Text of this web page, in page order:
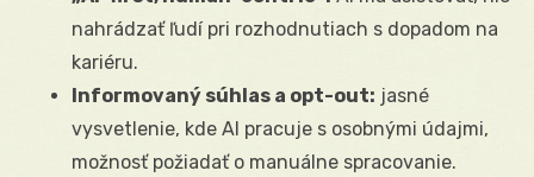
nahrádzať ľudí pri rozhodnutiach s dopadom na
kariéru.
Informovaný súhlas a opt-out: jasné
vysvetlenie, kde AI pracuje s osobnými údajmi,
možnosť požiadať o manuálne spracovanie.